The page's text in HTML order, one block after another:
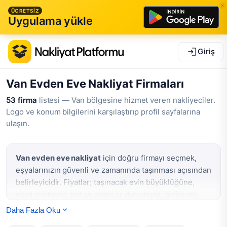
ÜCRETSİZ
Uygulama yükle
Giriş
Van Evden Eve Nakliyat Firmaları
53 firma listesi — Van bölgesine hizmet veren nakliyeciler.
Logo ve konum bilgilerini karşılaştırıp profil sayfalarına
ulaşın.
Van evden eve nakliyat için doğru firmayı seçmek,
eşyalarınızın güvenli ve zamanında taşınması açısından
belirleyicidir. Fiyatlar; taşınacak evin büyüklüğüne,
mesafeye ve paketleme ihtiyacına göre değişir. Taşıma
Daha Fazla Oku